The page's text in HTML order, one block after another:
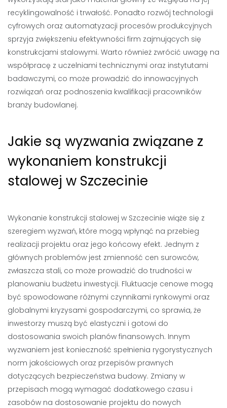
recyklingowalność i trwałość. Ponadto rozwój technologii
cyfrowych oraz automatyzacji procesów produkcyjnych
sprzyja zwiększeniu efektywności firm zajmujących się
konstrukcjami stalowymi. Warto również zwrócić uwagę na
współpracę z uczelniami technicznymi oraz instytutami
badawczymi, co może prowadzić do innowacyjnych
rozwiązań oraz podnoszenia kwalifikacji pracowników
branży budowlanej.
Jakie są wyzwania związane z
wykonaniem konstrukcji
stalowej w Szczecinie
Wykonanie konstrukcji stalowej w Szczecinie wiąże się z
szeregiem wyzwań, które mogą wpłynąć na przebieg
realizacji projektu oraz jego końcowy efekt. Jednym z
głównych problemów jest zmienność cen surowców,
zwłaszcza stali, co może prowadzić do trudności w
planowaniu budżetu inwestycji. Fluktuacje cenowe mogą
być spowodowane różnymi czynnikami rynkowymi oraz
globalnymi kryzysami gospodarczymi, co sprawia, że
inwestorzy muszą być elastyczni i gotowi do
dostosowania swoich planów finansowych. Innym
wyzwaniem jest konieczność spełnienia rygorystycznych
norm jakościowych oraz przepisów prawnych
dotyczących bezpieczeństwa budowy. Zmiany w
przepisach mogą wymagać dodatkowego czasu i
zasobów na dostosowanie projektu do nowych